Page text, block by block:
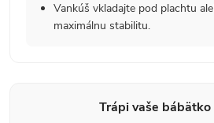
Vankúš vkladajte pod plachtu
maximálnu stabilitu.
Trápi vaše